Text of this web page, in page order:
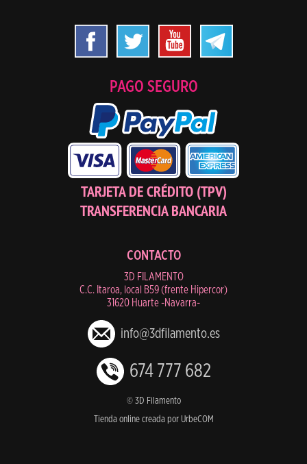
PAGO SEGURO
TARJETA DE CRÉDITO (TPV)
TRANSFERENCIA BANCARIA
CONTACTO
3D FILAMENTO
C.C. Itaroa, local B59 (frente Hipercor)
31620 Huarte -Navarra-
info@3dfilamento.es
674 777 682
© 3D Filamento
Tienda online creada por UrbeCOM